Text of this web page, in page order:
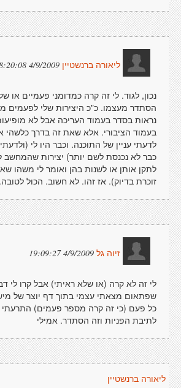
ליאורה ברנשטיין 4/9/2009 18:20:08
נכון, לגוד. לי זה קרה כמדומני פעמיים או
הסתדר מעצמו. כ"כ היצירות שלי לפעמים
נראות בסדר בעמוד העריכה אבל לא
בעמוד הציבורי. אלא שאת זה בדרך כלשהי
לדעתי עניין של התוכנה. וכבר היו לי (ולדעתי
כבר לא נכנסת לשם יותר) יצירות שהמחשב
לתקן אותן או לשנות בהן ואומר לי משהו
זוכרת בדיוק). אז זהו. לא חשוב. הכול
זיוה גל 4/9/2009 19:09:27
לי זה לא קרה (או שלא ראיתי) אבל קרו לי
שפתאום מצאתי עצמי בתוך דף יוצר של
כל פעם (כי זה קרה מספר פעמים) התרעתי
לתיבת הפניות וזה הסתדר. אמילי
ליאורה ברנשטיין